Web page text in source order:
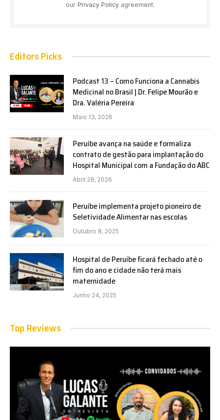
our Privacy Policyagreement.
Editors Picks
Podcast 13 – Como Funciona a Cannabis
Medicinal no Brasil | Dr. Felipe Mourão e
Dra. Valéria Pereira
Maio 13, 2026
Peruíbe avança na saúde e formaliza
contrato de gestão para implantação do
Hospital Municipal com a Fundação do ABC
Abril 28, 2026
Peruíbe implementa projeto pioneiro de
Seletividade Alimentar nas escolas
Outubro 8, 2025
Hospital de Peruíbe ficará fechado até o
fim do ano e cidade não terá mais
maternidade
Junho 24, 2025
Top Reviews